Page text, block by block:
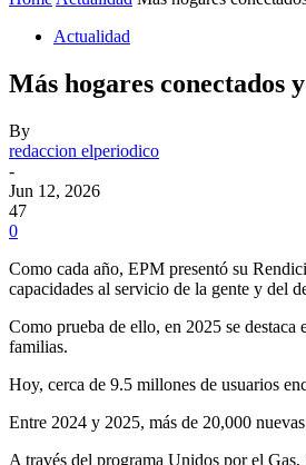
Actualidad
Más hogares conectados
By
redaccion elperiodico
-
Jun 12, 2026
47
0
Como cada año, EPM presentó su
capacidades al servicio de la gente y del
Como prueba de ello, en 2025 se
familias.
Hoy, cerca de 9.5 millones de usuarios
Entre 2024 y 2025, más de 20,000
A través del programa Unidos por el